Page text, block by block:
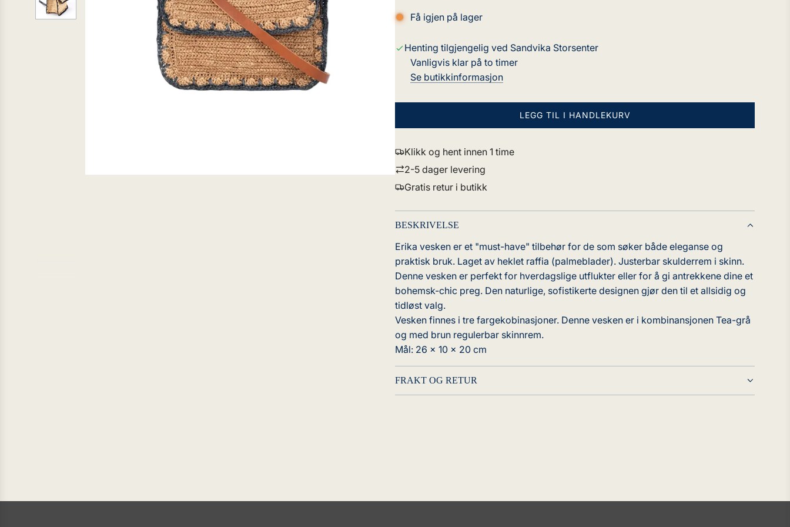
Få igjen på lager
Henting tilgjengelig ved Sandvika Storsenter
Vanligvis klar på to timer
Se butikkinformasjon
LEGG TIL I HANDLEKURV
L
.
Klikk og hent innen 1 time
2-5 dager levering
Gratis retur i butikk
BESKRIVELSE
Erika vesken er et "must-have" tilbehør for de som søker både eleganse og
praktisk bruk. Laget av heklet raffia (palmeblader). Justerbar skulderrem i skinn.
Denne vesken er perfekt for hverdagslige utflukter eller for å gi antrekkene dine et
bohemsk-chic preg. Den naturlige, sofistikerte designen gjør den til et allsidig og
tidløst valg.
Vesken finnes i tre fargekobinasjoner. Denne vesken er i kombinansjonen Tea-grå
og med brun regulerbar skinnrem.
Mål: 26 x 10 x 20 cm
FRAKT OG RETUR